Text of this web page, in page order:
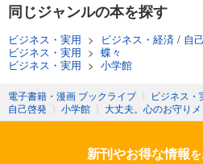
同じジャンルの本を探す
ビジネス・実用 > ビジネス・経済 / 自
ビジネス・実用 > 蝶々
ビジネス・実用 > 小学館
電子書籍・漫画 ブックライブ 〉 ビジネス・
自己啓発 〉 小学館 〉 大丈夫。心のお守り
新刊やお得な情報